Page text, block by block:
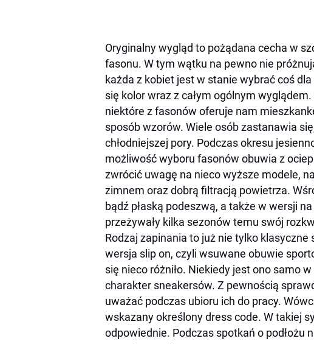
Oryginalny wygląd to pożądana cecha w
fasonu. W tym wątku na pewno nie
każda z kobiet jest w stanie wybrać coś
się kolor wraz z całym ogólnym
niektóre z fasonów oferuje nam
sposób wzorów. Wiele osób zastanawia
chłodniejszej pory. Podczas okresu
możliwość wyboru fasonów obuwia z
zwrócić uwagę na nieco wyższe modele,
zimnem oraz dobrą filtracją powietrza.
bądź płaską podeszwą, a także w wersji
przeżywały kilka sezonów temu swój
Rodzaj zapinania to już nie tylko
wersja slip on, czyli wsuwane obuwie
się nieco różniło. Niekiedy jest ono samo
charakter sneakersów. Z pewnością
uważać podczas ubioru ich do pracy.
wskazany określony dress code. W takiej
odpowiednie. Podczas spotkań o podłożu